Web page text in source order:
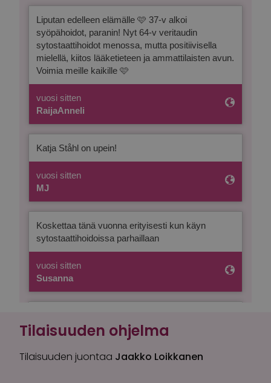
Tilaisuuden ohjelma
Tilaisuuden juontaa Jaakko Loikkanen